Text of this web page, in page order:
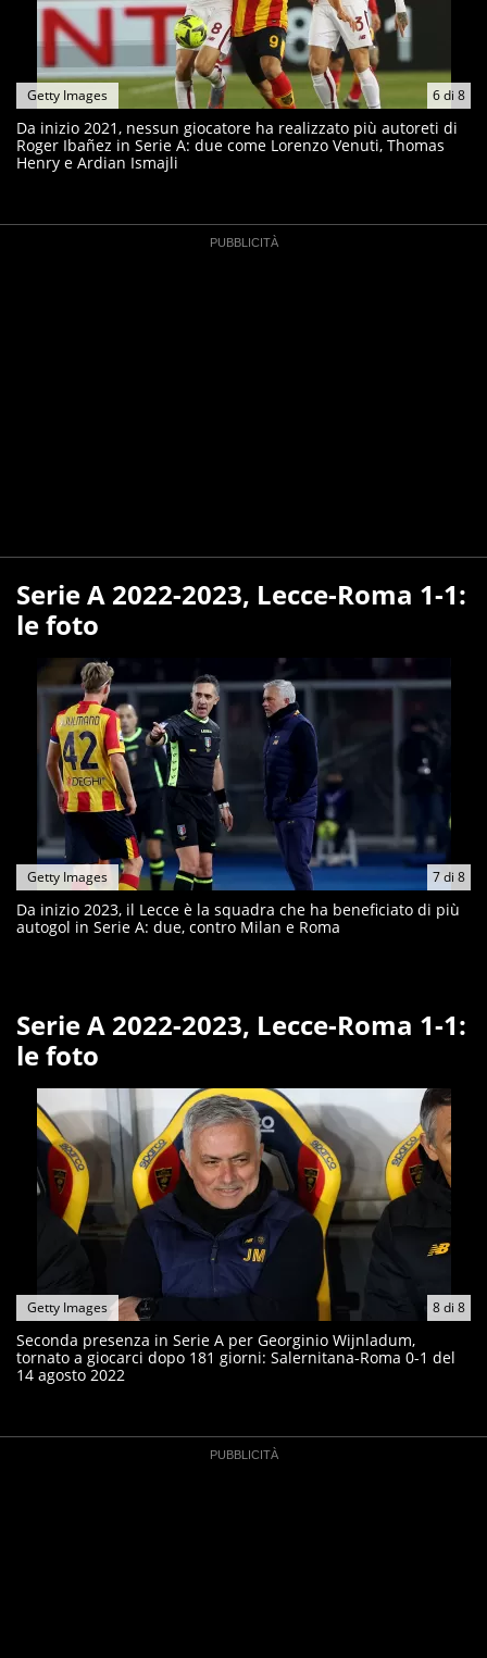
6di 8
Getty Images
Da inizio 2021, nessun giocatore ha realizzato più autoreti di
Roger Ibañez in Serie A: due come Lorenzo Venuti, Thomas
Henry e Ardian Ismajli
Serie A 2022-2023, Lecce-Roma 1-1:
le foto
7di 8
Getty Images
Da inizio 2023, il Lecce è la squadra che ha beneficiato di più
autogol in Serie A: due, contro Milan e Roma
Serie A 2022-2023, Lecce-Roma 1-1:
le foto
8di 8
Getty Images
Seconda presenza in Serie A per Georginio Wijnladum,
tornato a giocarci dopo 181 giorni: Salernitana-Roma 0-1 del
14 agosto 2022